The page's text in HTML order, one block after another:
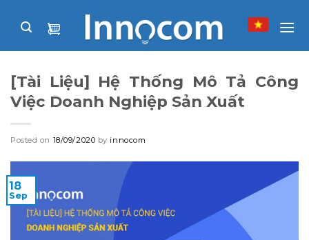
[Tài Liệu] Hệ Thống Mô Tả Công
Việc Doanh Nghiệp Sản Xuất
Posted on 18/09/2020 by innocom
18
Sep